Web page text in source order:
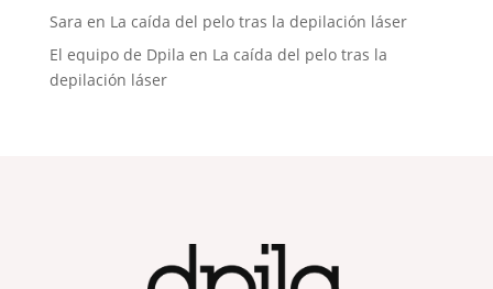
Sara en La caída del pelo tras la depilación láser
El equipo de Dpila en La caída del pelo tras la
depilación láser